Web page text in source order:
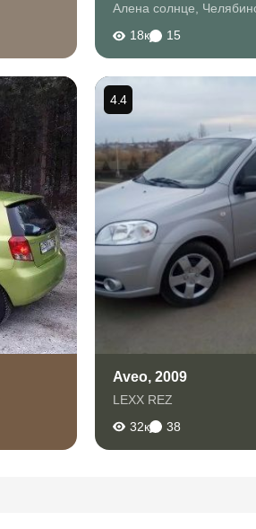
Алена солнце
18к
15
Aveo, 2009
LEXX REZ
32к
38
4.4